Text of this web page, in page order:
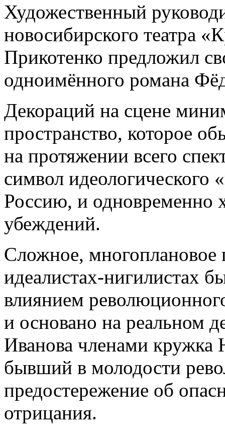
Художественный
новосибирского театра
Прикотенко предложил
одноимённого романа
Декораций на сцене
пространство, которое
на протяжении всего
символ идеологического
Россию, и одновременно
убеждений.
Сложное, многоплановое
идеалистах-нигилистах
влиянием
и основано на реальном
Иванова членами кружка
бывший в молодости
предостережение об
отрицания.